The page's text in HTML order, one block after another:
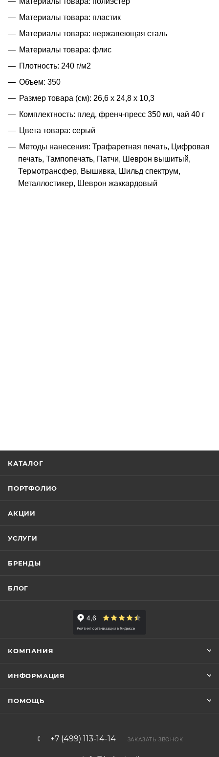
Материалы товара: пластик
Материалы товара: нержавеющая cталь
Материалы товара: флис
Плотность: 240 г/м2
Объем: 350
Размер товара (см): 26,6 х 24,8 х 10,3
Комплектность: плед, френч-пресс 350 мл, чай 40 г
Цвета товара: серый
Методы нанесения: Трафаретная печать, Цифровая
печать, Тампопечать, Патчи, Шеврон вышитый,
Термотрансфер, Вышивка, Шильд спектрум,
Металлостикер, Шеврон жаккардовый
КАТАЛОГ
ПОРТФОЛИО
АКЦИИ
УСЛУГИ
БРЕНДЫ
БЛОГ
КОМПАНИЯ
ИНФОРМАЦИЯ
ПОМОЩЬ
+7 (499) 113-14-14 ЗАКАЗАТЬ ЗВОНОК